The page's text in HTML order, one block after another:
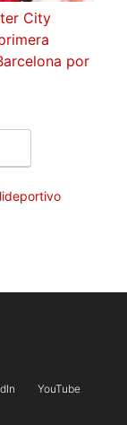
City
por
YouTube